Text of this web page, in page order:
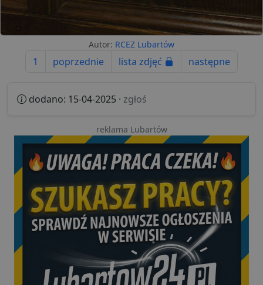
Autor: RCEZ Lubartów
1 poprzednie lista zdjęć następne
dodano: 15-04-2025 · zgłoś
reklama Lubartów